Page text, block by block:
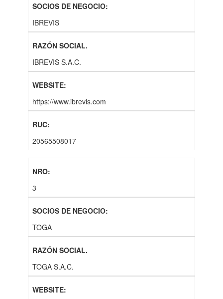
IBREVIS
IBREVIS S.A.C.
https://www.ibrevis.com
20565508017
3
TOGA
TOGA S.A.C.